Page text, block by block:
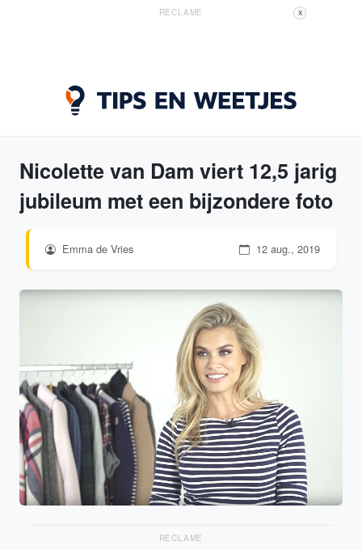
RECLAME X
Nicolette van Dam viert 12,5 jarig
jubileum met een bijzondere foto
Emma de Vries 12 aug., 2019
RECLAME